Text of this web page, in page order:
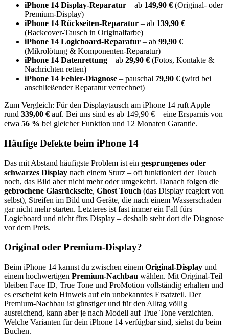
iPhone 14 Display-Reparatur – ab 149,90 € (Original- oder
Premium-Display)
iPhone 14 Rückseiten-Reparatur – ab 139,90 €
(Backcover-Tausch in Originalfarbe)
iPhone 14 Logicboard-Reparatur – ab 99,90 €
(Mikrolötung & Komponenten-Reparatur)
iPhone 14 Datenrettung – ab 29,90 € (Fotos, Kontakte &
Nachrichten retten)
iPhone 14 Fehler-Diagnose – pauschal 79,90 € (wird bei
anschließender Reparatur verrechnet)
Zum Vergleich: Für den Displaytausch am iPhone 14 ruft Apple
rund 339,00 € auf. Bei uns sind es ab 149,90 € – eine Ersparnis von
etwa 56 % bei gleicher Funktion und 12 Monaten Garantie.
Häufige Defekte beim iPhone 14
Das mit Abstand häufigste Problem ist ein gesprungenes oder
schwarzes Display nach einem Sturz – oft funktioniert der Touch
noch, das Bild aber nicht mehr oder umgekehrt. Danach folgen die
gebrochene Glasrückseite, Ghost Touch (das Display reagiert von
selbst), Streifen im Bild und Geräte, die nach einem Wasserschaden
gar nicht mehr starten. Letzteres ist fast immer ein Fall fürs
Logicboard und nicht fürs Display – deshalb steht dort die Diagnose
vor dem Preis.
Original oder Premium-Display?
Beim iPhone 14 kannst du zwischen einem Original-Display und
einem hochwertigen Premium-Nachbau wählen. Mit Original-Teil
bleiben Face ID, True Tone und ProMotion vollständig erhalten und
es erscheint kein Hinweis auf ein unbekanntes Ersatzteil. Der
Premium-Nachbau ist günstiger und für den Alltag völlig
ausreichend, kann aber je nach Modell auf True Tone verzichten.
Welche Varianten für dein iPhone 14 verfügbar sind, siehst du beim
Buchen.